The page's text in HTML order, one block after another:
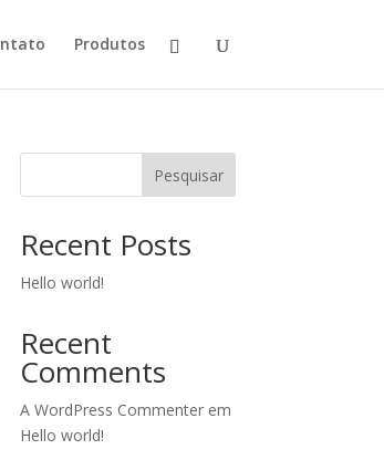
Produtos
Pesquisar
Recent Posts
Hello world!
Recent
Comments
A WordPress Commenter em
Hello world!